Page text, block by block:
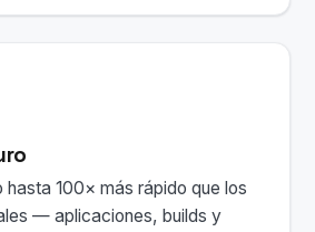
hasta 100× más rápido que los
— aplicaciones, builds y